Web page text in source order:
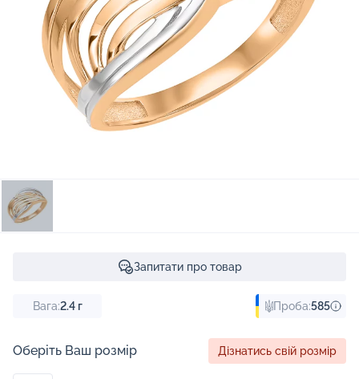
Запитати про товар
Вага:2.4г Проба:585
Оберіть Ваш розмір Дізнатись свій розмір